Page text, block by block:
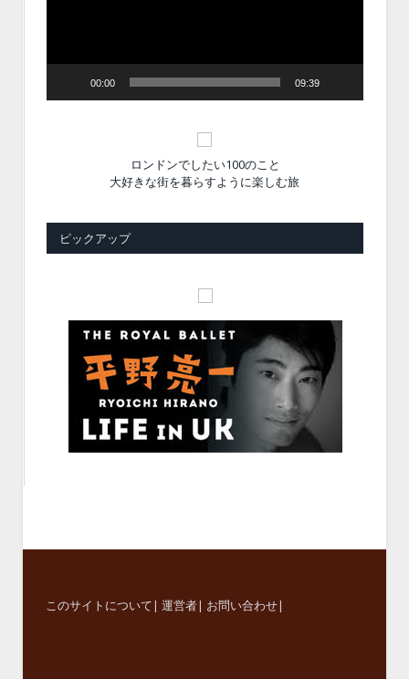
00:00 09:39
ロンドンでしたい100のこと
大好きな街を暮らすように楽しむ旅
ピックアップ
このサイトについて| 運営者| お問い合わせ|